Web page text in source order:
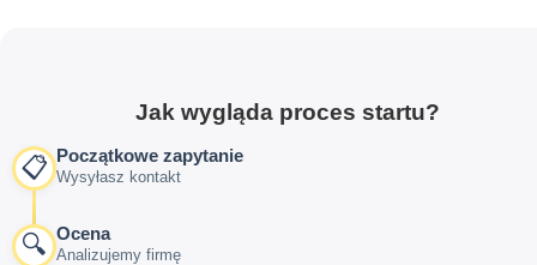
Jak wygląda proces startu?
📋 Początkowe zapytanie
Wysyłasz kontakt
🔍 Ocena
Analizujemy firmę